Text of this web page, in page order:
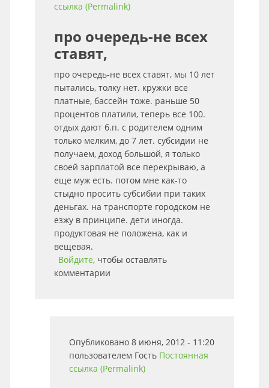
ссылка (Permalink)
про очередь-не всех
ставят,
про очередь-не всех ставят, мы 10 лет
пытались, толку нет. кружки все
платные, бассейн тоже. раньше 50
процентов платили, теперь все 100.
отдых дают б.п. с родителем одним
только мелким, до 7 лет. субсидии не
получаем, доход большой, я только
своей зарплатой все перекрываю, а
еще муж есть. потом мне как-то
стыдно просить субсибии при таких
деньгах. на транспорте городском не
езжу в принципе. дети иногда.
продуктовая не положена, как и
вещевая.
Войдите, чтобы оставлять
комментарии
Опубликовано 8 июня, 2012 - 11:20
пользователем Гость Постоянная
ссылка (Permalink)